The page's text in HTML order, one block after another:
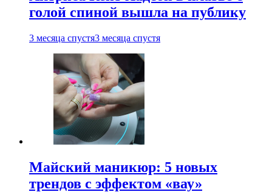
голой спиной вышла на публику
3 месяца спустя3 месяца спустя
Майский маникюр: 5 новых
трендов с эффектом «вау»